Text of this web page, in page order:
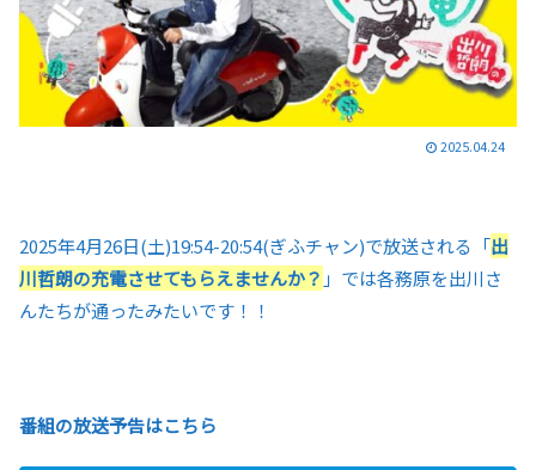
2025.04.24
2025年4月26日(土)19:54-20:54(ぎふチャン)で放送される「出
川哲朗の充電させてもらえませんか？ 」では各務原を出川さ
んたちが通ったみたいです！！
番組の放送予告はこちら